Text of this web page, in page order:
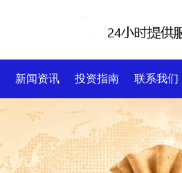
新闻资讯 投资指南 联系我们